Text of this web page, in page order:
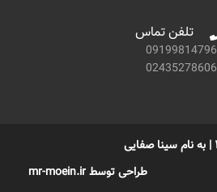
تلفن تماس
09199814796
02435278606
طراحی توسط mr-moein.ir